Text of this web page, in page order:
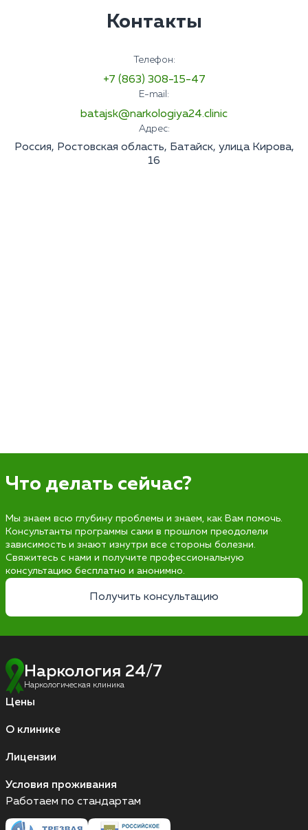
Контакты
Телефон:
+7 (863) 308-15-47
E-mail:
batajsk@narkologiya24.clinic
Адрес:
Россия, Ростовская область, Батайск, улица Кирова,
16
Что делать сейчас?
Мы знаем всю глубину проблемы и знаем, как Вам помочь.
Консультанты программы сами в прошлом преодолели
зависимость и знают изнутри все стороны болезни.
Свяжитесь с нами и получите профессиональную
консультацию бесплатно и анонимно.
Получить консультацию
Наркология 24/7
Наркологическая клиника
Цены
О клинике
Лицензии
Условия проживания
Работаем по стандартам